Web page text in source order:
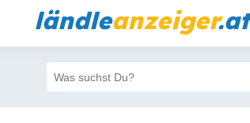
ländleanzeiger.at